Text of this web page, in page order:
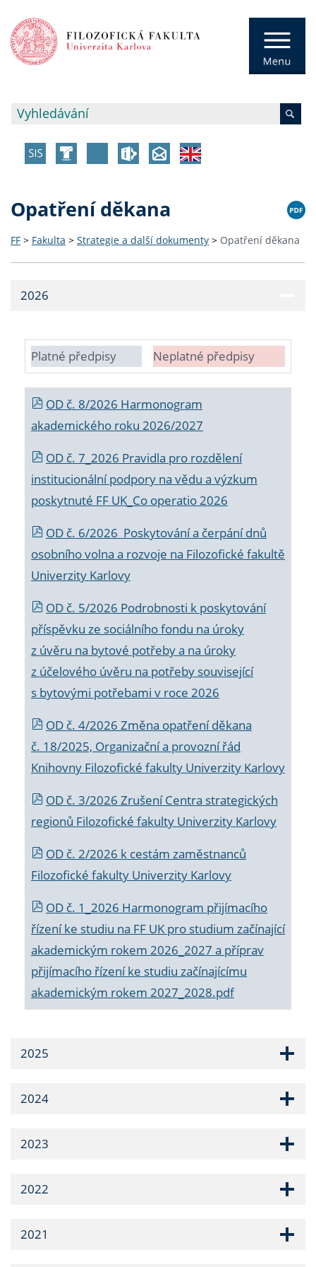
Opatření děkana
FF > Fakulta > Strategie a další dokumenty > Opatření děkana
2026
Platné předpisy Neplatné předpisy
OD č. 8/2026 Harmonogram
akademického roku 2026/2027
OD č. 7_2026 Pravidla pro rozdělení
institucionální podpory na vědu a výzkum
poskytnuté FF UK_Co operatio 2026
OD č. 6/2026 Poskytování a čerpání dnů
osobního volna a rozvoje na Filozofické fakultě
Univerzity Karlovy
OD č. 5/2026 Podrobnosti k poskytování
příspěvku ze sociálního fondu na úroky
z úvěru na bytové potřeby a na úroky
z účelového úvěru na potřeby související
s bytovými potřebami v roce 2026
OD č. 4/2026 Změna opatření děkana
č. 18/2025, Organizační a provozní řád
Knihovny Filozofické fakulty Univerzity Karlovy
OD č. 3/2026 Zrušení Centra strategických
regionů Filozofické fakulty Univerzity Karlovy
OD č. 2/2026 k cestám zaměstnanců
Filozofické fakulty Univerzity Karlovy
OD č. 1_2026 Harmonogram přijímacího
řízení ke studiu na FF UK pro studium začínající
akademickým rokem 2026_2027 a příprav
přijímacího řízení ke studiu začínajícímu
akademickým rokem 2027_2028.pdf
2025
2024
2023
2022
2021